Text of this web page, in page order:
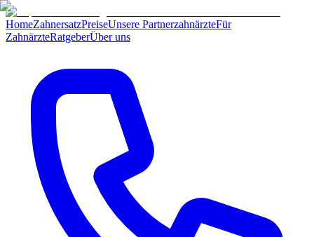
HomeZahnersatzPreiseUnsere PartnerzahnärzteFür
ZahnärzteRatgeberÜber uns